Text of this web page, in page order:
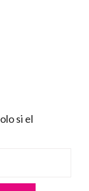
si el